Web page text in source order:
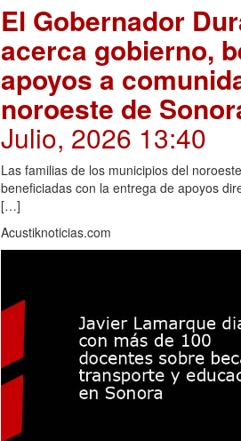
El Gobernador
acerca gobierno,
apoyos a
noroeste de
Julio, 2026 13:40
Las familias de los municipios del
beneficiadas con la entrega de apoyos
[…]
Acustiknoticias.com